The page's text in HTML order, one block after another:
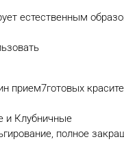
естественным
прием7готовых
и Клубничные
полное